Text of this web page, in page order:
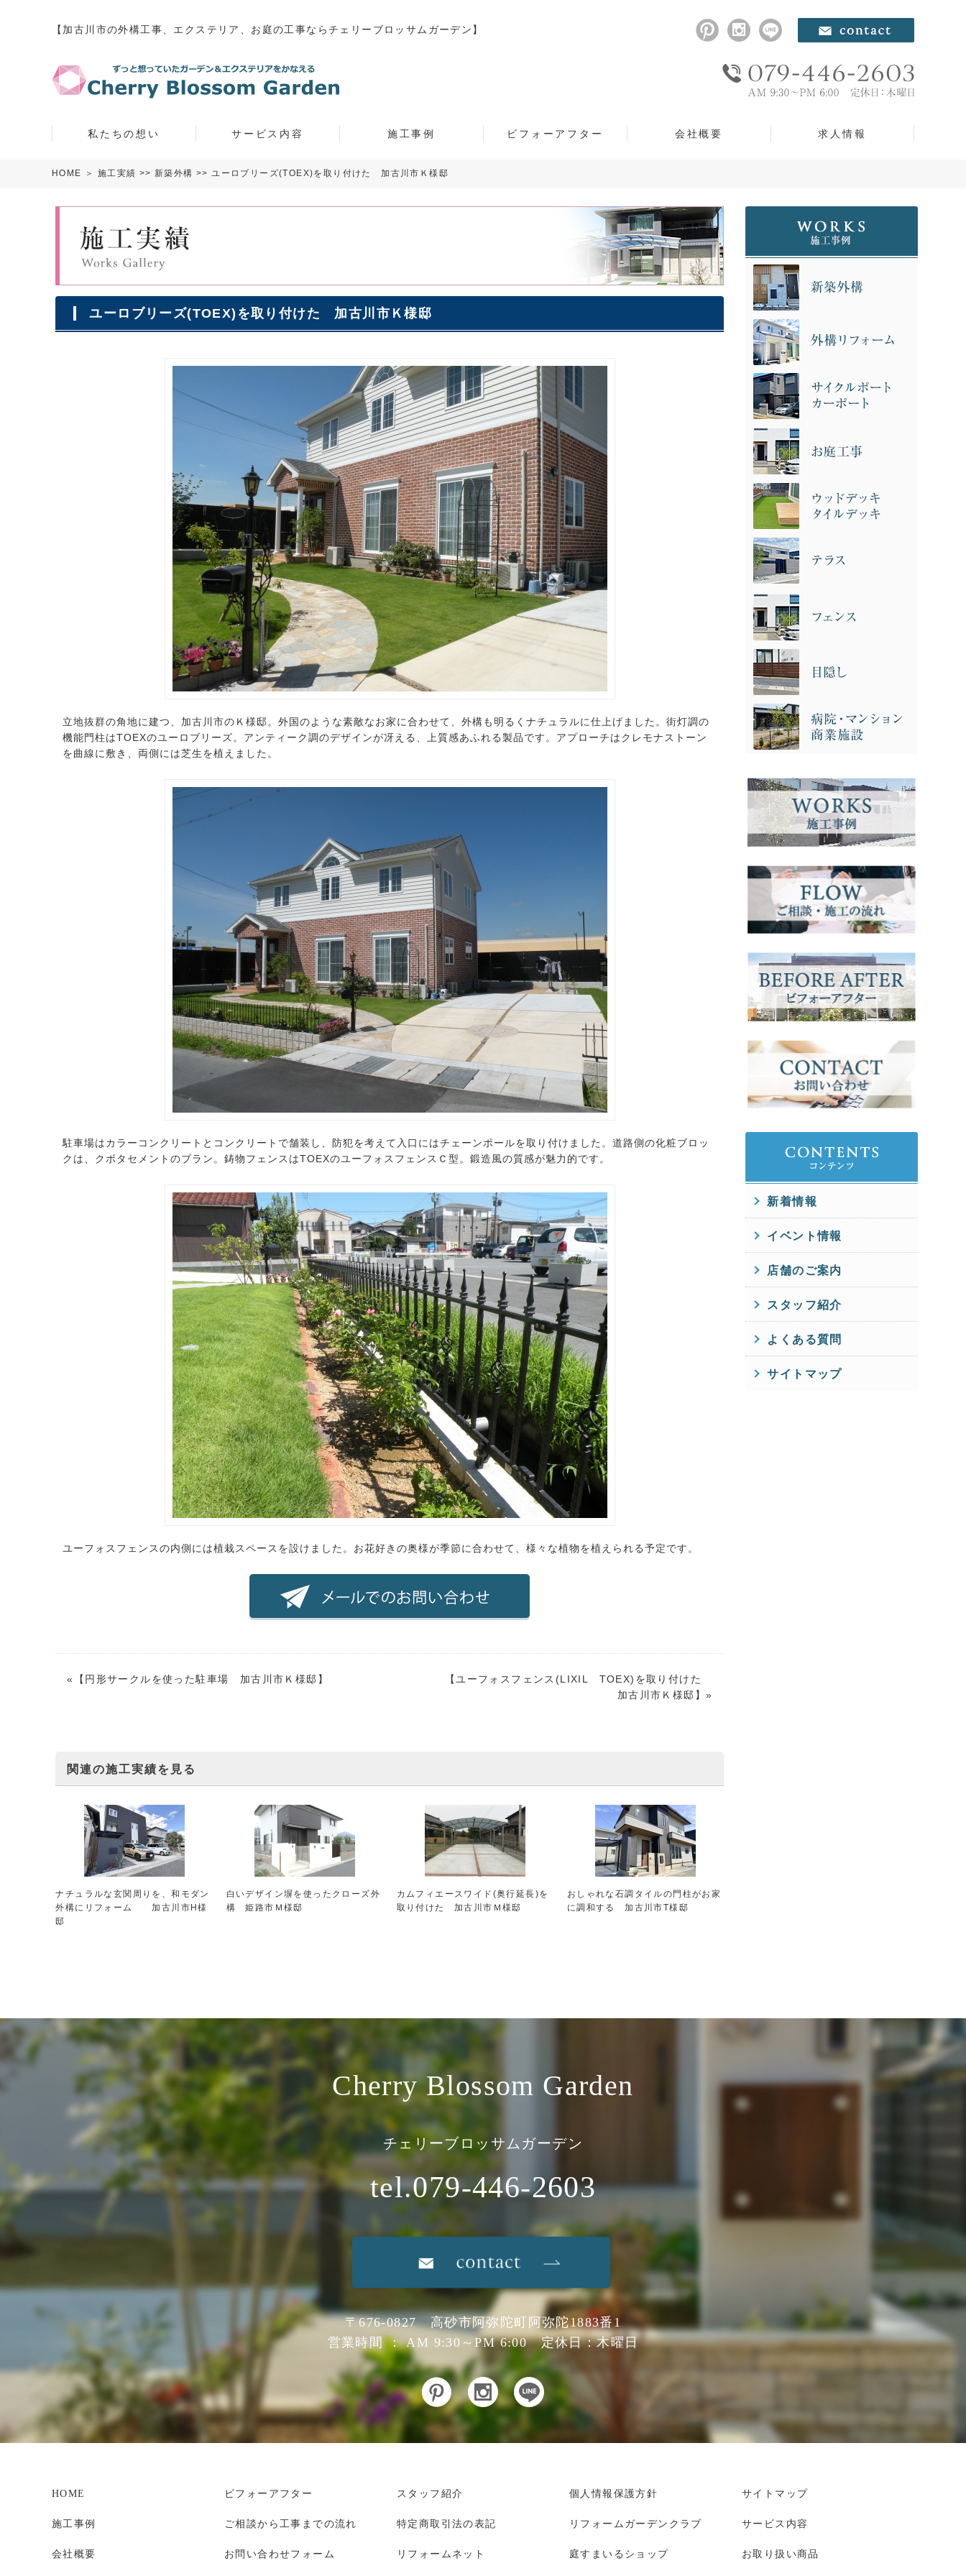
【加古川市の外構工事、エクステリア、お庭の工事ならチェリーブロッサムガーデン】
私たちの想い サービス内容 施工事例 ビフォーアフター 会社概要 求人情報
HOME ＞ 施工実績 >> 新築外構 >> ユーロブリーズ(TOEX)を取り付けた 加古川市Ｋ様邸
ユーロブリーズ(TOEX)を取り付けた 加古川市Ｋ様邸
立地抜群の角地に建つ、加古川市のＫ様邸。外国のような素敵なお家に合わせて、外構も明るくナチュラルに仕上げました。街灯調の
機能門柱はTOEXのユーロブリーズ。アンティーク調のデザインが冴える、上質感あふれる製品です。アプローチはクレモナストーン
を曲線に敷き、両側には芝生を植えました。
駐車場はカラーコンクリートとコンクリートで舗装し、防犯を考えて入口にはチェーンポールを取り付けました。道路側の化粧ブロッ
クは、クボタセメントのブラン。鋳物フェンスはTOEXのユーフォスフェンスＣ型。鍛造風の質感が魅力的です。
ユーフォスフェンスの内側には植栽スペースを設けました。お花好きの奥様が季節に合わせて、様々な植物を植えられる予定です。
«【 円形サークルを使った駐車場 加古川市Ｋ様邸 】 【 ユーフォスフェンス(LIXIL TOEX)を取り付けた
加古川市Ｋ様邸 】»
関連の施工実績を見る
ナチュラルな玄関周りを、和モダン
外構にリフォーム 加古川市H様
邸
白いデザイン塀を使ったクローズ外
構 姫路市Ｍ様邸
カムフィエースワイド(奥行延長)を
取り付けた 加古川市Ｍ様邸
おしゃれな石調タイルの門柱がお家
に調和する 加古川市T様邸
新着情報
イベント情報
店舗のご案内
スタッフ紹介
よくある質問
サイトマップ
Cherry Blossom Garden
チェリーブロッサムガーデン
tel.079-446-2603
〒676-0827 高砂市阿弥陀町阿弥陀1883番1
営業時間 ： AM 9:30～PM 6:00 定休日：木曜日
HOME ビフォーアフター スタッフ紹介 個人情報保護方針 サイトマップ
施工事例 ご相談から工事までの流れ 特定商取引法の表記 リフォームガーデンクラブ サービス内容
会社概要 お問い合わせフォーム リフォームネット 庭すまいるショップ お取り扱い商品